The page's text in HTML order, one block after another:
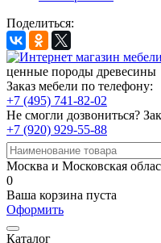
Поделиться:
ценные породы древесины
Заказ мебели по телефону:
+7 (495) 741-82-02
Не смогли дозвониться?
+7 (920) 929-55-88
Москва и Московская
0
Ваша корзина пуста
Оформить
Каталог